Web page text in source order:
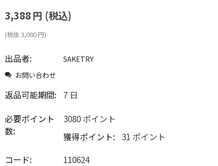
3,388円 (税込)
(税抜 3,080円)
出品者:
SAKETRY
お問い合わせ
返品可能期間: 7 日
必要ポイント
数:
3080 ポイント
獲得ポイント: 31 ポイント
コード:
110624